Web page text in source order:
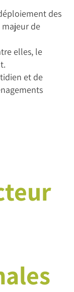
des
de
elles, le
et de